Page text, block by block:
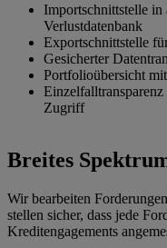
Importschnittstelle
Verlustdatenbank
Exportschnittstelle
Gesicherter
Portfolioübersicht
Zugriff
Breites
Wir bearbeiten
stellen sicher, dass jede
Kreditengagements